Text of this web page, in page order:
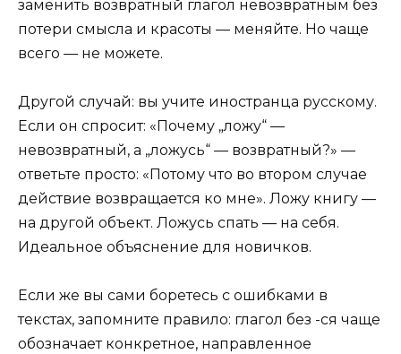
заменить возвратный глагол невозвратным без
потери смысла и красоты — меняйте. Но чаще
всего — не можете.
Другой случай: вы учите иностранца русскому.
Если он спросит: «Почему „ложу“ —
невозвратный, а „ложусь“ — возвратный?» —
ответьте просто: «Потому что во втором случае
действие возвращается ко мне». Ложу книгу —
на другой объект. Ложусь спать — на себя.
Идеальное объяснение для новичков.
Если же вы сами боретесь с ошибками в
текстах, запомните правило: глагол без -ся чаще
обозначает конкретное, направленное